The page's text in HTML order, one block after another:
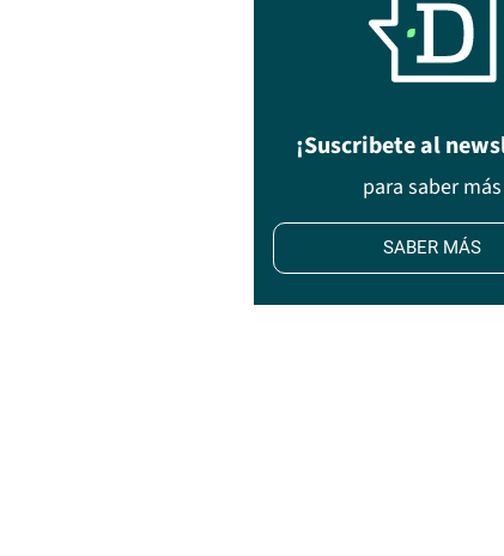
¡Suscribete al
para saber más
SABER MÁS